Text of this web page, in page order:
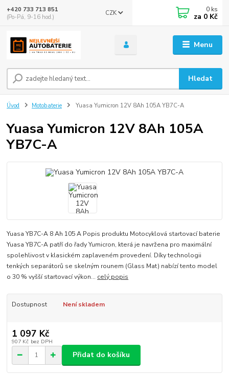
Menu
CZK
Hledat
+420 733 713 851
(Po-Pá, 9-16 hod.)
0 ks
za 0 Kč
Úvod Motobaterie Yuasa Yumicron 12V 8Ah 105A YB7C-A
Yuasa Yumicron 12V 8Ah 105A
YB7C-A
Yuasa YB7C-A 8 Ah 105 A Popis produktu Motocyklová startovací baterie
Yuasa YB7C-A patří do řady Yumicron, která je navržena pro maximální
spolehlivost v klasickém zaplaveném provedení. Díky technologii
tenkých separátorů se skelným rounem (Glass Mat) nabízí tento model
o 30 % vyšší startovací výkon... celý popis
Dostupnost Není skladem
1 097 Kč
907 Kč bez DPH
Přidat do košíku